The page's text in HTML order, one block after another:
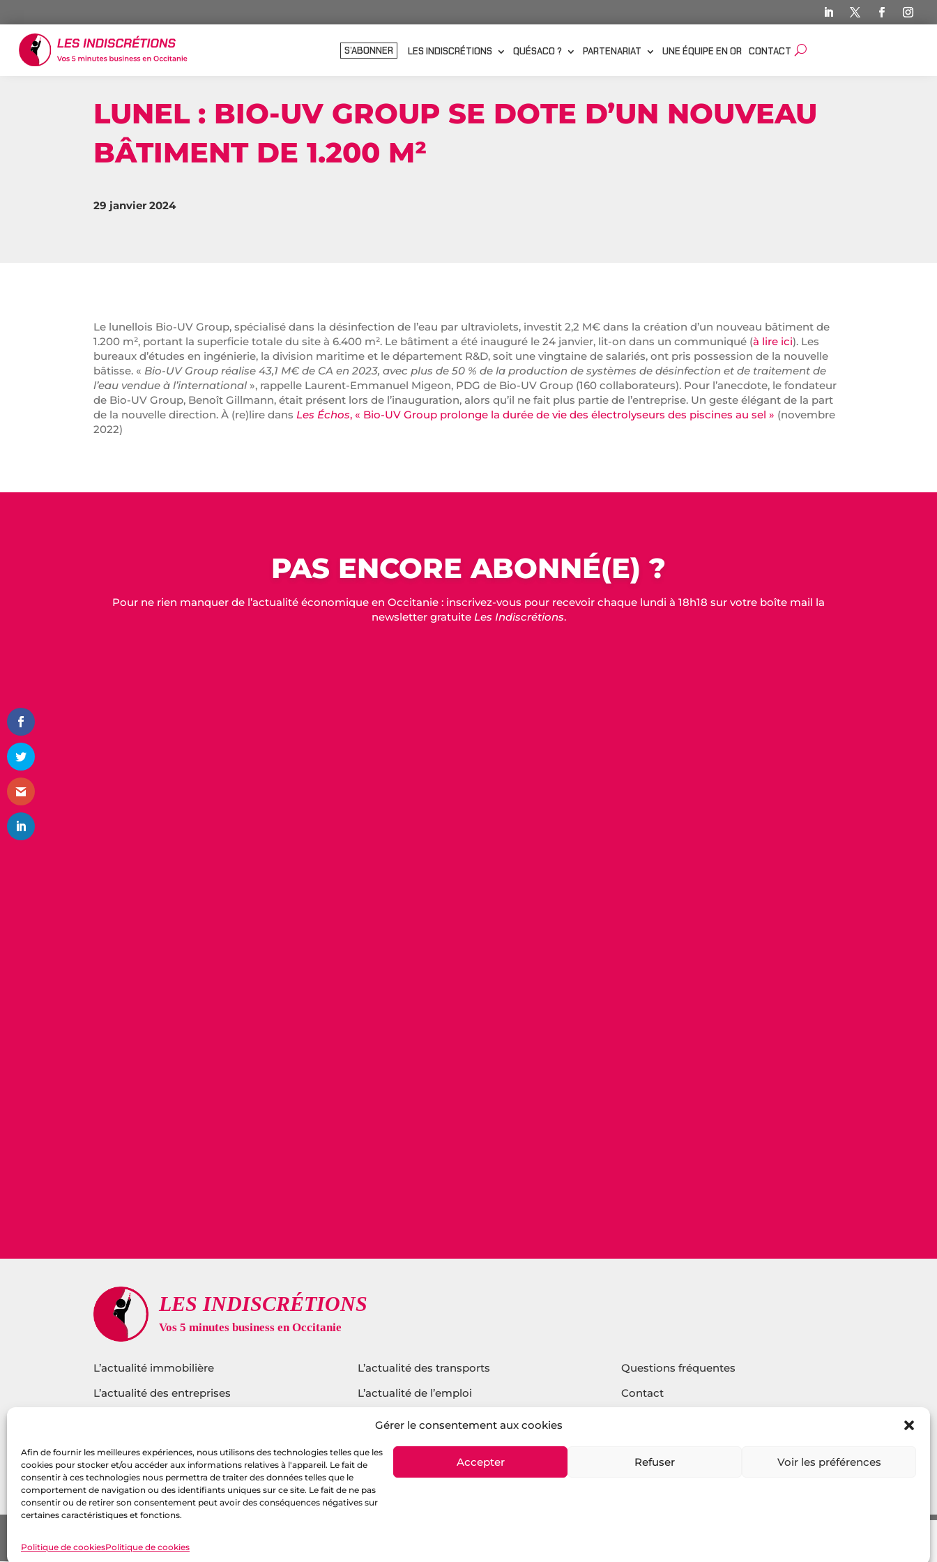
Gérer le consentement aux cookies
Afin de fournir les meilleures expériences, nous utilisons des technologies telles que les
cookies pour stocker et/ou accéder aux informations relatives à l'appareil. Le fait de
consentir à ces technologies nous permettra de traiter des données telles que le
comportement de navigation ou des identifiants uniques sur ce site. Le fait de ne pas
consentir ou de retirer son consentement peut avoir des conséquences négatives sur
certaines caractéristiques et fonctions.
Accepter Refuser Voir les préférences
Politique de cookiesPolitique de cookies
S’ABONNER LES INDISCRÉTIONS QUÉSACO ? PARTENARIAT UNE ÉQUIPE EN OR CONTACT
LUNEL : BIO-UV GROUP SE DOTE D’UN NOUVEAU
BÂTIMENT DE 1.200 M²
29 janvier 2024
Le lunellois Bio-UV Group, spécialisé dans la désinfection de l’eau par ultraviolets, investit 2,2 M€ dans la création d’un nouveau bâtiment de
1.200 m², portant la superficie totale du site à 6.400 m². Le bâtiment a été inauguré le 24 janvier, lit-on dans un communiqué (à lire ici). Les
bureaux d’études en ingénierie, la division maritime et le département R&D, soit une vingtaine de salariés, ont pris possession de la nouvelle
bâtisse. « Bio-UV Group réalise 43,1 M€ de CA en 2023, avec plus de 50 % de la production de systèmes de désinfection et de traitement de
l’eau vendue à l’international », rappelle Laurent-Emmanuel Migeon, PDG de Bio-UV Group (160 collaborateurs). Pour l’anecdote, le fondateur
de Bio-UV Group, Benoît Gillmann, était présent lors de l’inauguration, alors qu’il ne fait plus partie de l’entreprise. Un geste élégant de la part
de la nouvelle direction. À (re)lire dans Les Échos, « Bio-UV Group prolonge la durée de vie des électrolyseurs des piscines au sel » (novembre
2022)
PAS ENCORE ABONNÉ(E) ?
Pour ne rien manquer de l’actualité économique en Occitanie : inscrivez-vous pour recevoir chaque lundi à 18h18 sur votre boîte mail la
newsletter gratuite Les Indiscrétions.
L’actualité immobilière
L’actualité des entreprises
L’actualité politique
L’actualité des transports
L’actualité de l’emploi
L’actualité sur l’agroalimentaire
L’actualité du tourisme
L’actualité sur l’écologie
Questions fréquentes
Contact